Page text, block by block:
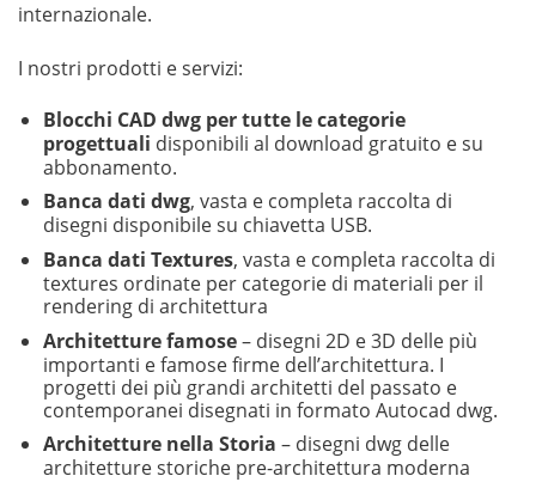
internazionale.
I nostri prodotti e servizi:
Blocchi CAD dwg per tutte le categorie
progettuali disponibili al download gratuito e su
abbonamento.
Banca dati dwg, vasta e completa raccolta di
disegni disponibile su chiavetta USB.
Banca dati Textures, vasta e completa raccolta di
textures ordinate per categorie di materiali per il
rendering di architettura
Architetture famose– disegni 2D e 3D delle più
importanti e famose firme dell’architettura. I
progetti dei più grandi architetti del passato e
contemporanei disegnati in formato Autocad dwg.
Architetture nella Storia – disegni dwg delle
architetture storiche pre-architettura moderna